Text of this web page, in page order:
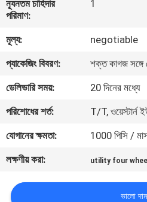
নিয়ন্ত্রণ
যোগাযোগ
করুন
উদ্ধৃতির
জন্য
আবেদন
ন্যূনতম চাহিদার
পরিমাণ:
1
মূল্য:
negotiable
প্যাকেজিং বিবরণ:
শক্ত কাগজ সঙ্গে
ডেলিভারি সময়:
20 দিনের মধ্যে
পরিশোধের শর্ত:
T/T, ওয়েস্টার্ন
যোগানের ক্ষমতা:
1000 পিসি /
লক্ষণীয় করা:
utility four
ভালো দাম